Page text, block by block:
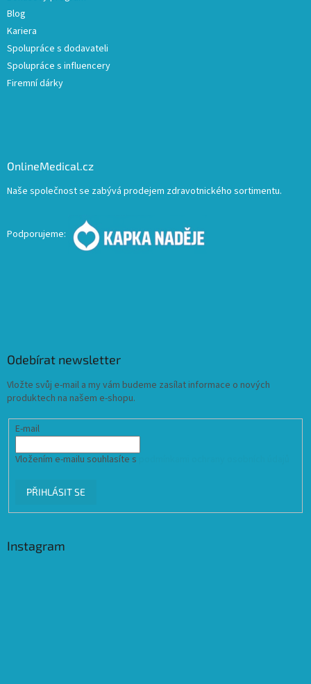
Blog
Kariera
Spolupráce s dodavateli
Spolupráce s influencery
Firemní dárky
OnlineMedical.cz
Naše společnost se zabývá prodejem zdravotnického sortimentu.
Podporujeme:
Odebírat newsletter
Vložte svůj e-mail a my vám budeme zasílat informace o nových
produktech na našem e-shopu.
E-mail
Vložením e-mailu souhlasíte s
PŘIHLÁSIT SE
Instagram